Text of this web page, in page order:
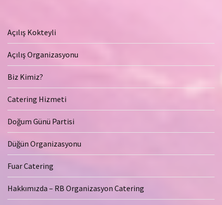
Açılış Kokteyli
Açılış Organizasyonu
Biz Kimiz?
Catering Hizmeti
Doğum Günü Partisi
Düğün Organizasyonu
Fuar Catering
Hakkımızda – RB Organizasyon Catering